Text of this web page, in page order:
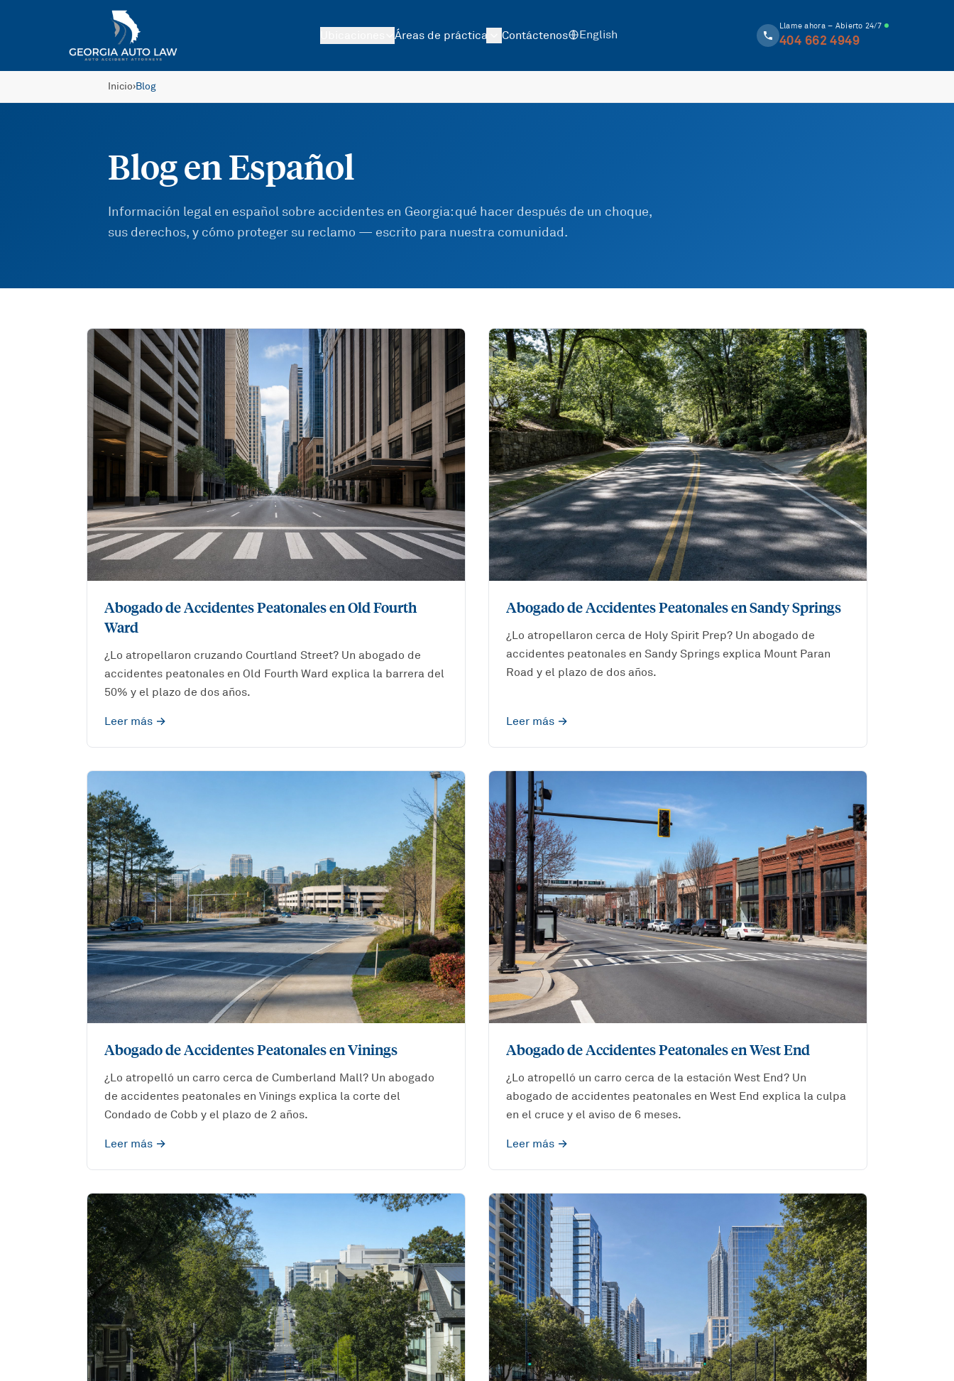
Saltar al contenido principal
Áreas de práctica Contáctenos English
Llame ahora – Abierto 24/7
404 662 4949
Inicio›Blog
Blog en Español
Información legal en español sobre accidentes en Georgia: qué hacer después de un choque,
sus derechos, y cómo proteger su reclamo — escrito para nuestra comunidad.
Abogado de Accidentes Peatonales en Old Fourth
Ward
¿Lo atropellaron cruzando Courtland Street? Un abogado de
accidentes peatonales en Old Fourth Ward explica la barrera del
50% y el plazo de dos años.
Leer más →
Abogado de Accidentes Peatonales en Sandy Springs
¿Lo atropellaron cerca de Holy Spirit Prep? Un abogado de
accidentes peatonales en Sandy Springs explica Mount Paran
Road y el plazo de dos años.
Leer más →
Abogado de Accidentes Peatonales en Vinings
¿Lo atropelló un carro cerca de Cumberland Mall? Un abogado
de accidentes peatonales en Vinings explica la corte del
Condado de Cobb y el plazo de 2 años.
Leer más →
Abogado de Accidentes Peatonales en West End
¿Lo atropelló un carro cerca de la estación West End? Un
abogado de accidentes peatonales en West End explica la culpa
en el cruce y el aviso de 6 meses.
Leer más →